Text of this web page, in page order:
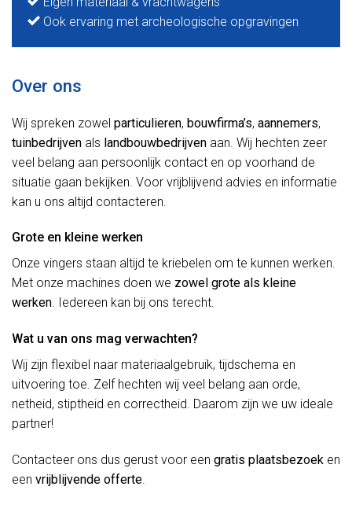
Ook ervaring met archeologische opgravingen
Over ons
Wij spreken zowel particulieren, bouwfirma’s, aannemers,
tuinbedrijven als landbouwbedrijven aan. Wij hechten zeer
veel belang aan persoonlijk contact en op voorhand de
situatie gaan bekijken. Voor vrijblijvend advies en informatie
kan u ons altijd contacteren.
Grote en kleine werken
Onze vingers staan altijd te kriebelen om te kunnen werken.
Met onze machines doen we zowel grote als kleine
werken. Iedereen kan bij ons terecht.
Wat u van ons mag verwachten?
Wij zijn flexibel naar materiaalgebruik, tijdschema en
uitvoering toe. Zelf hechten wij veel belang aan orde,
netheid, stiptheid en correctheid. Daarom zijn we uw ideale
partner!
Contacteer ons dus gerust voor een gratis plaatsbezoek en
een vrijblijvende offerte.